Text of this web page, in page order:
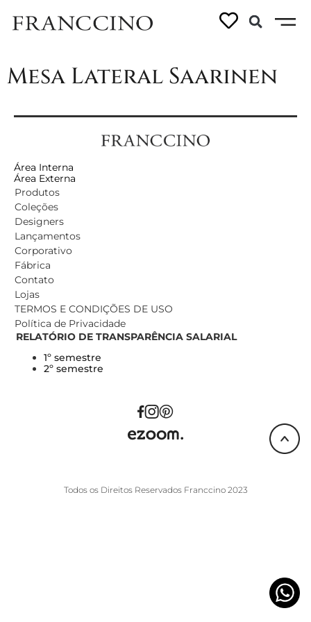
Linhas:Saarinen
Mesa Lateral Saarinen
Área Interna
Área Externa
Produtos
Coleções
Designers
Lançamentos
Corporativo
Fábrica
Contato
Lojas
TERMOS E CONDIÇÕES DE USO
Política de Privacidade
RELATÓRIO DE TRANSPARÊNCIA SALARIAL
1º semestre
2º semestre
Todos os Direitos Reservados Franccino 2023